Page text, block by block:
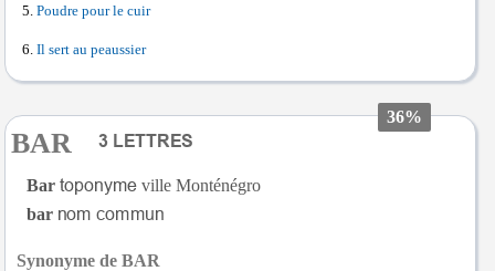
Poudre pour le cuir
Il sert au peaussier
36%
BAR
Bar
ville Monténégro
bar
Synonyme de BAR